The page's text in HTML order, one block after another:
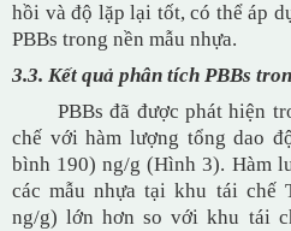
hồi và độ lặp lại tốt, có thể áp
PBBs trong nền mẫu nhựa.
3.3. Kết quả phân tích PBBs
PBBs đã được phát hiện
chế với hàm lượng tổng dao
bình 190) ng/g (Hình 3). Hàm
các mẫu nhựa tại khu tái chế
ng/g) lớn hơn so với khu tái